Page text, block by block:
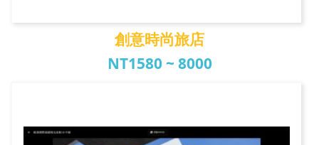
創意時尚旅店
NT1580 ~ 8000